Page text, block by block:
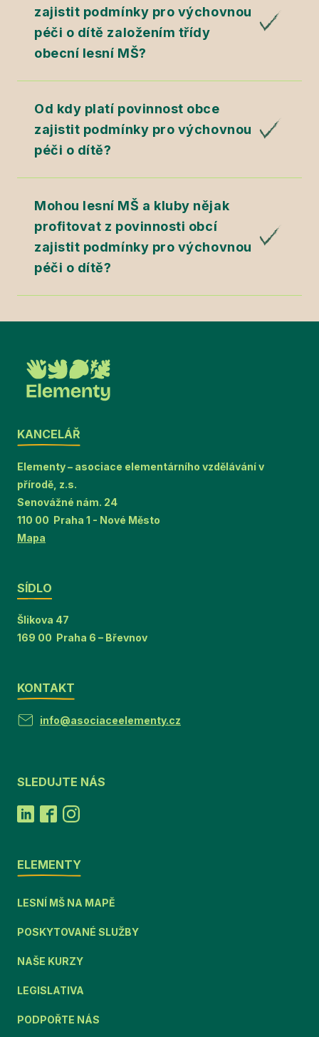
zajistit podmínky pro výchovnou
péči o dítě založením třídy
obecní lesní MŠ?
Od kdy platí povinnost obce
zajistit podmínky pro výchovnou
péči o dítě?
Mohou lesní MŠ a kluby nějak
profitovat z povinnosti obcí
zajistit podmínky pro výchovnou
péči o dítě?
KANCELÁŘ
Elementy – asociace elementárního vzdělávání v
přírodě, z.s.
Senovážné nám. 24
110 00 Praha 1 - Nové Město
Mapa
SÍDLO
Šlikova 47
169 00 Praha 6 – Břevnov
KONTAKT
info@asociaceelementy.cz
SLEDUJTE NÁS
ELEMENTY
LESNÍ MŠ NA MAPĚ
POSKYTOVANÉ SLUŽBY
NAŠE KURZY
LEGISLATIVA
PODPOŘTE NÁS